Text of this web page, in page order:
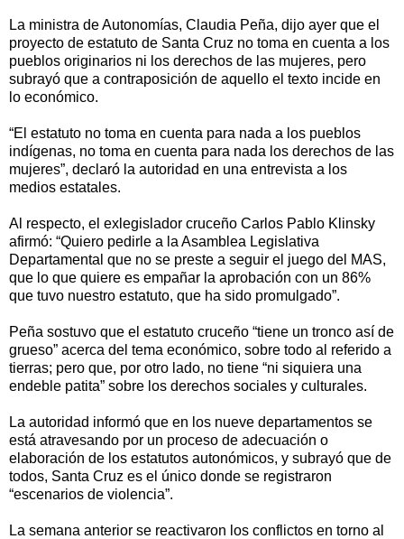
La ministra de Autonomías, Claudia Peña, dijo ayer que el
proyecto de estatuto de Santa Cruz no toma en cuenta a los
pueblos originarios ni los derechos de las mujeres, pero
subrayó que a contraposición de aquello el texto incide en
lo económico.
“El estatuto no toma en cuenta para nada a los pueblos
indígenas, no toma en cuenta para nada los derechos de las
mujeres”, declaró la autoridad en una entrevista a los
medios estatales.
Al respecto, el exlegislador cruceño Carlos Pablo Klinsky
afirmó: “Quiero pedirle a la Asamblea Legislativa
Departamental que no se preste a seguir el juego del MAS,
que lo que quiere es empañar la aprobación con un 86%
que tuvo nuestro estatuto, que ha sido promulgado”.
Peña sostuvo que el estatuto cruceño “tiene un tronco así de
grueso” acerca del tema económico, sobre todo al referido a
tierras; pero que, por otro lado, no tiene “ni siquiera una
endeble patita” sobre los derechos sociales y culturales.
La autoridad informó que en los nueve departamentos se
está atravesando por un proceso de adecuación o
elaboración de los estatutos autonómicos, y subrayó que de
todos, Santa Cruz es el único donde se registraron
“escenarios de violencia”.
La semana anterior se reactivaron los conflictos en torno al